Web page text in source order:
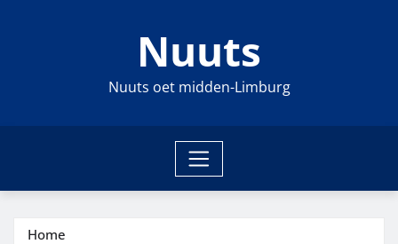
Nuuts
Nuuts oet midden-Limburg
Home